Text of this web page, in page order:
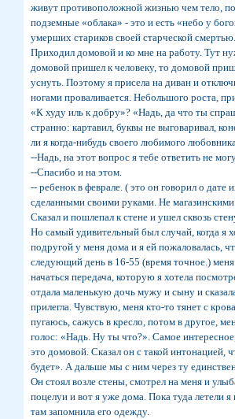
живут противоположной жизнью чем тело,
подземные «облака» - это и есть «небо у
умерших стариков своей старческой
Приходил домовой и ко мне на работу. Тут
домовой пришел к человеку, то домовой
уснуть. Поэтому я присела на диван и
ногами проваливается. Небольшого роста,
«К худу иль к добру»? «Надь, да что ты
странно: картавил, буквы не выговаривал,
ли я когда-нибудь своего любимого
--Надь, на этот вопрос я тебе ответить не
--Спасибо и на этом.
-- ребенок в феврале. ( это он говорил о
сделанными своими руками. Не
Сказал и пошлепал к стене и ушел сквозь
Но самый удивительный был случай, когда я
подругой у меня дома и я ей пожаловалась,
следующий день в 16-55 (время точное.)
начаться передача, которую я хотела
отдала маленькую дочь мужу и сыну и
прилегла. Чувствую, меня кто-то тянет с
пугаюсь, сажусь в кресло, потом в другое,
голос: «Надь. Ну ты что?». Самое
это домовой. Сказал он с такой
будет». А дальше мы с ним через ту
Он стоял возле стены, смотрел на меня и
поцелуи и вот я уже дома. Пока туда летели
там запомнила его одежду.